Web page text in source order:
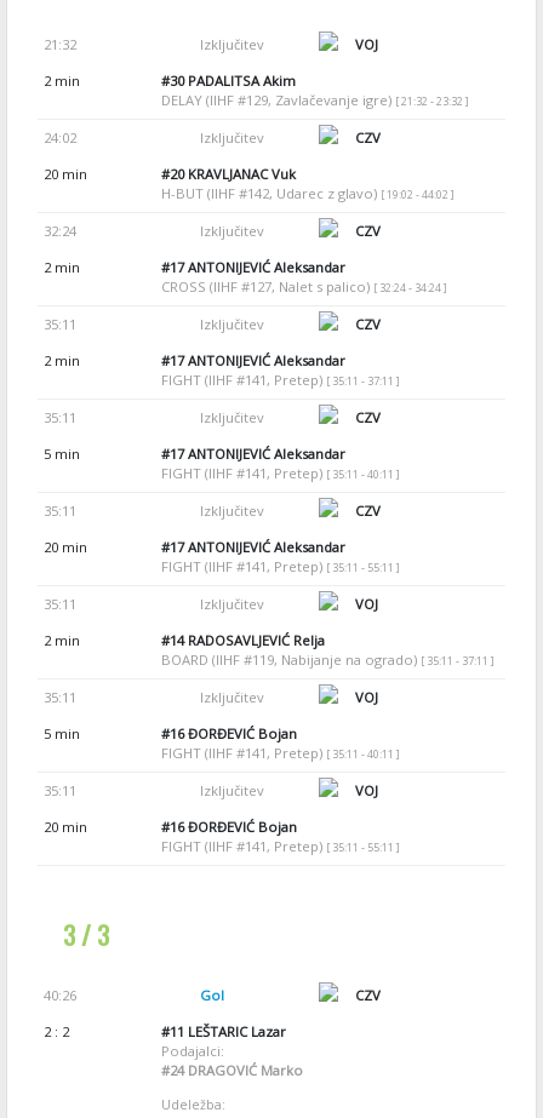
21:32 Izključitev
VOJ
2 min
#30PADALITSA Akim
DELAY (IIHF #129, Zavlačevanje igre) [ 21:32 - 23:32 ]
24:02 Izključitev
CZV
20 min
#20KRAVLJANAC Vuk
H-BUT (IIHF #142, Udarec z glavo) [ 19:02 - 44:02 ]
32:24 Izključitev
CZV
2 min
#17ANTONIJEVIĆ Aleksandar
CROSS (IIHF #127, Nalet s palico) [ 32:24 - 34:24 ]
35:11 Izključitev
CZV
2 min
#17ANTONIJEVIĆ Aleksandar
FIGHT (IIHF #141, Pretep) [ 35:11 - 37:11 ]
35:11 Izključitev
CZV
5 min
#17ANTONIJEVIĆ Aleksandar
FIGHT (IIHF #141, Pretep) [ 35:11 - 40:11 ]
35:11 Izključitev
CZV
20 min
#17ANTONIJEVIĆ Aleksandar
FIGHT (IIHF #141, Pretep) [ 35:11 - 55:11 ]
35:11 Izključitev
VOJ
2 min
#14RADOSAVLJEVIĆ Relja
BOARD (IIHF #119, Nabijanje na ogrado) [ 35:11 - 37:11 ]
35:11 Izključitev
VOJ
5 min
#16ĐORĐEVIĆ Bojan
FIGHT (IIHF #141, Pretep) [ 35:11 - 40:11 ]
35:11 Izključitev
VOJ
20 min
#16ĐORĐEVIĆ Bojan
FIGHT (IIHF #141, Pretep) [ 35:11 - 55:11 ]
3 / 3
40:26 Gol
CZV
2 : 2
#11 LEŠTARIC Lazar
Podajalci:
#24DRAGOVIĆ Marko
Udeležba: